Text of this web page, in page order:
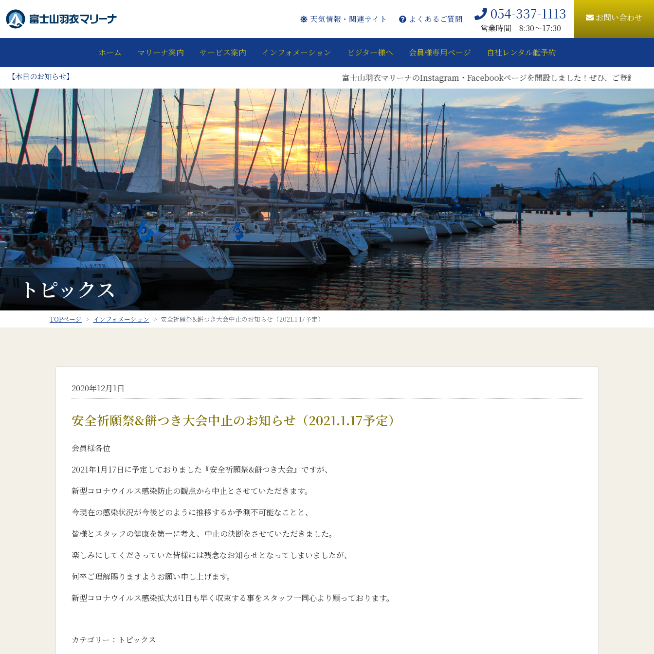
天気情報・関連サイト よくあるご質問 054-337-1113
営業時間 8:30〜17:30
お問い合わせ
ホーム マリーナ案内 サービス案内 インフォメーション ビジター様へ 会員様専用ページ 自社レンタル艇予約
【本日のお知らせ】 富士山羽衣マリーナのInstagram・Facebookページを開設しました！ぜひ、ご登録をお願いいた
トピックス
TOPページ インフォメーション 安全祈願祭&餅つき大会中止のお知らせ（2021.1.17予定）
2020年12月1日
安全祈願祭&餅つき大会中止のお知らせ（2021.1.17予定）
会員様各位
2021年1月17日に予定しておりました『安全祈願祭&餅つき大会』ですが、
新型コロナウイルス感染防止の観点から中止とさせていただきます。
今現在の感染状況が今後どのように推移するか予測不可能なことと、
皆様とスタッフの健康を第一に考え、中止の決断をさせていただきました。
楽しみにしてくださっていた皆様には残念なお知らせとなってしまいましたが、
何卒ご理解賜りますようお願い申し上げます。
新型コロナウイルス感染拡大が1日も早く収束する事をスタッフ一同心より願っております。
カテゴリー： トピックス